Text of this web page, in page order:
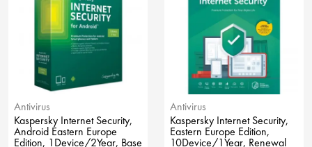
Antivirus
Kaspersky Internet Security,
Android Eastern Europe
Edition, 1Device/2Year, Base
Antivirus
Kaspersky Internet Security,
Eastern Europe Edition,
10Device/1Year, Renewal